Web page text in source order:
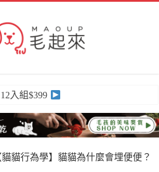
12入組$399
貓貓行為學】貓貓為什麼會埋便便？